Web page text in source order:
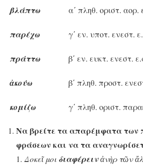
βλάπτω α΄ πληθ. οριστ. αορ.
παρέχω γ΄ εν. υποτ. ενεστ.
πράττω β΄ εν. ευκτ. ενεστ.
ἀκούω β΄ πληθ. προστ.
κομίζω γ΄ πληθ. οριστ.
Να βρείτε τα απαρέμφατα των
φράσεων και να τα
Δοκεῖ μοι διαφέρεινἀνὴρ τῶν